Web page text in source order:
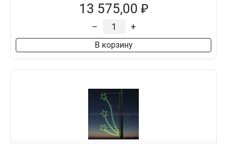
13 575,00 ₽
– +
В корзину